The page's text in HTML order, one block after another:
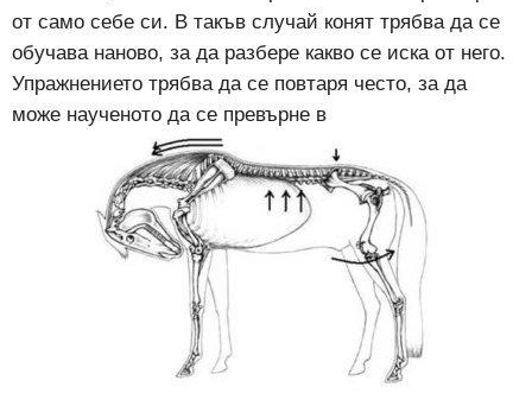
от само себе си. В такъв случай конят трябва да се
обучава наново, за да разбере какво се иска от него.
Упражнението трябва да се повтаря често, за да
може наученото да се превърне в